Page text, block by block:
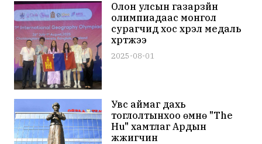
Олон улсын газарзүйн
олимпиадаас монгол
сурагчид хос хүрэл медаль
хүртжээ
2025-08-01
Увс аймаг дахь
тоглолтынхоо өмнө "The
Hu" хамтлаг Ардын
жүжигчин